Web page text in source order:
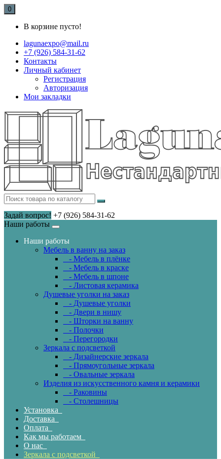
0
В корзине пусто!
lagunaexpo@mail.ru
+7 (926) 584-31-62
Контакты
Личный кабинет
Регистрация
Авторизация
Мои закладки
Задай вопрос! +7 (926) 584-31-62
Наши работы
Наши работы
Мебель в ванну на заказ
- Мебель в плёнке
- Мебель в краске
- Мебель в шпоне
- Листовая керамика
Душевые уголки на заказ
- Душевые уголки
- Двери в нишу
- Шторки на ванну
- Полочки
- Перегородки
Зеркала с подсветкой
- Дизайнерские зеркала
- Прямоугольные зеркала
- Овальные зеркала
Изделия из искусственного камня и керамики
- Раковины
- Столешницы
Установка
Доставка
Оплата
Как мы работаем
О нас
Зеркала с подсветкой